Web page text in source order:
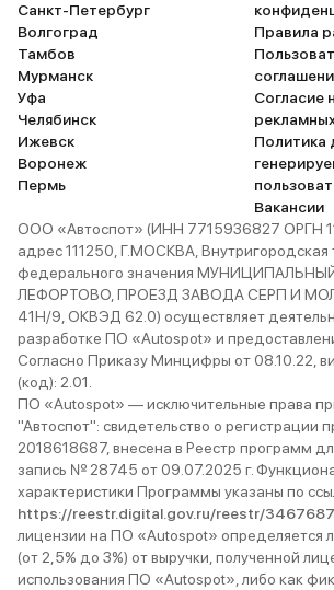
Санкт-Петербург
Волгоград
Тамбов
Мурманск
Уфа
Челябинск
Ижевск
Воронеж
Пермь
Правила
Согласие
Политика
Вакансии
ООО «Автоспот» (ИНН 7715936827 ОРГН
адрес 111250, Г.МОСКВА, Внутригородская
федерального значения
ЛЕФОРТОВО, ПРОЕЗД ЗАВОДА СЕРП И
41Н/9, ОКВЭД 62.0) осуществляет
разработке ПО «Autospot» и
Согласно Приказу Минцифры от 08.10.22,
(код): 2.01.
ПО «Autospot» — исключительные права
"Автоспот": свидетельство о
2018618687, внесена в Реестр программ
запись № 28745 от 09.07.2025 г.
характеристики Программы указаны по
https://reestr.digital.gov.ru/reestr/
лицензии на ПО «Autospot» определяется
(от 2,5% до 3%) от выручки, полученной
использования ПО «Autospot», либо как